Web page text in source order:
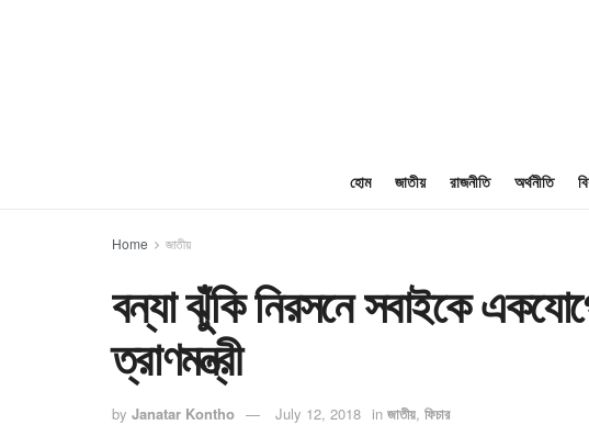
হোম জাতীয় রাজনীতি অর্থনীতি
Home জাতীয়
বন্যা ঝুঁকি নিরসনে সবাইকে
ত্রাণমন্ত্রী
by Janatar Kontho July 12, 2018 in জাতীয়, ফিচার